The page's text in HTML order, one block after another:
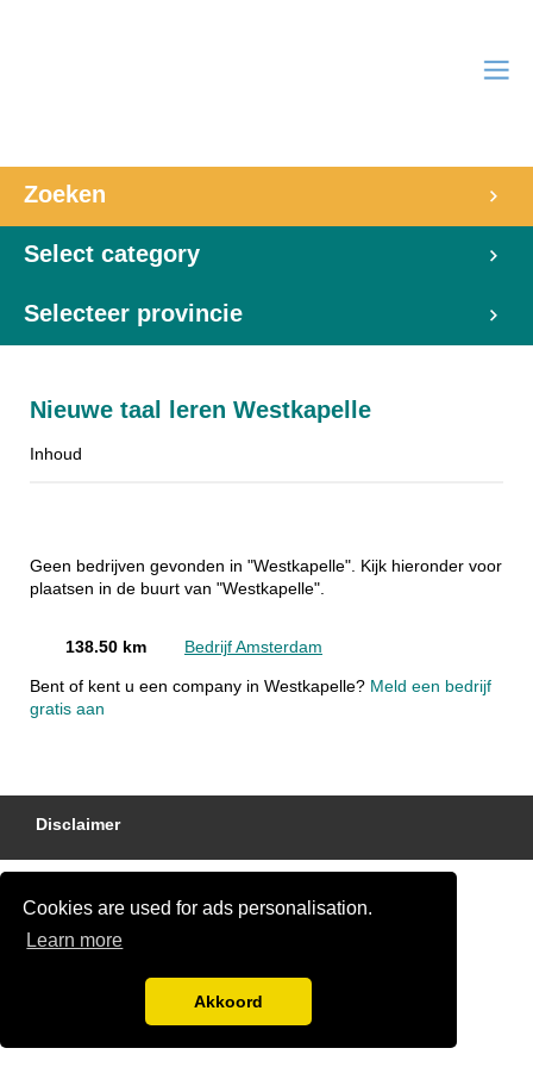
Cookies are used for ads personalisation.
Learn more
Akkoord
Zoeken
Select category
Selecteer provincie
Nieuwe taal leren Westkapelle
Inhoud
Geen bedrijven gevonden in "Westkapelle". Kijk hieronder voor
plaatsen in de buurt van "Westkapelle".
138.50 km Bedrijf Amsterdam
Bent of kent u een company in Westkapelle? Meld een bedrijf
gratis aan
Disclaimer